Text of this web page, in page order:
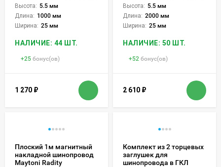
Высота: 5.5 мм
Длина: 1000 мм
Ширина: 25 мм
НАЛИЧИЕ: 44 ШТ.
+25 бонус(ов)
1 270 ₽
Высота: 5.5 мм
Длина: 2000 мм
Ширина: 25 мм
НАЛИЧИЕ: 50 ШТ.
+52 бонус(ов)
2 610 ₽
Плоский 1м магнитный
накладной шинопровод
Maytoni Radity
Комплект из 2 торцевых
заглушек для
шинопровода в ГКЛ